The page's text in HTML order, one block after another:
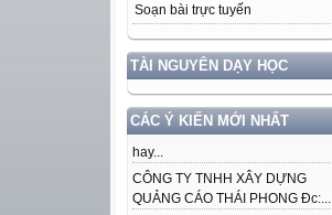
Soạn bài trực tuyến
TÀI NGUYÊN DẠY HỌC
CÁC Ý KIẾN MỚI NHẤT
hay...
CÔNG TY TNHH XÂY DỰNG
QUẢNG CÁO THÁI PHONG Đc:...